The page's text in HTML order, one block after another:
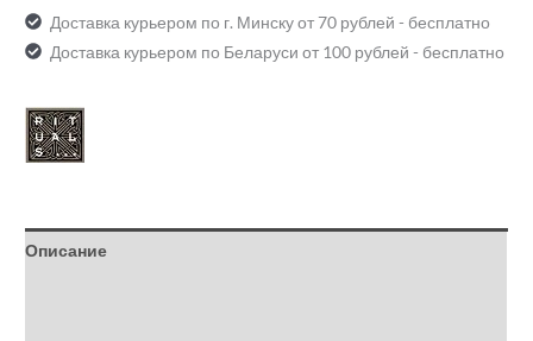
Доставка курьером по г. Минску от 70 рублей - бесплатно
Доставка курьером по Беларуси от 100 рублей - бесплатно
Описание